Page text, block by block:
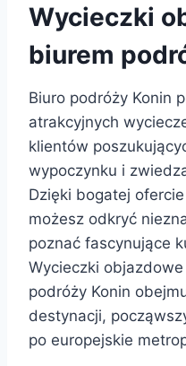
Wycieczki
biurem
Biuro podróży Konin
atrakcyjnych
klientów
wypoczynku i
Dzięki bogatej
możesz odkryć
poznać fascynujące
Wycieczki
podróży Konin
destynacji,
po europejskie